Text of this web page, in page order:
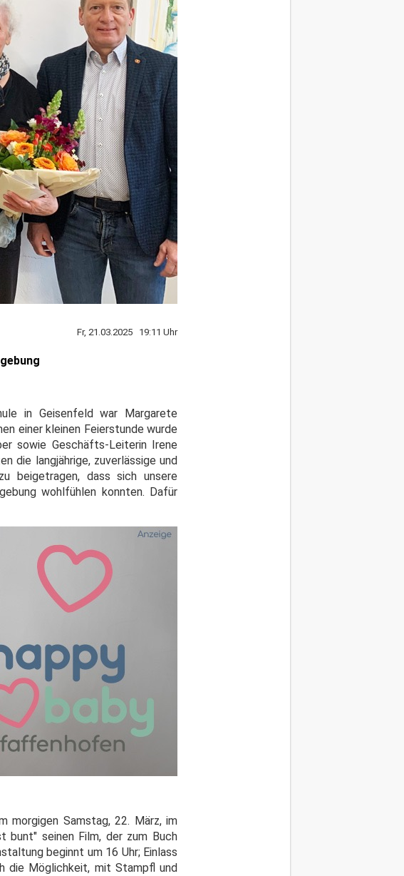
Fr, 21.03.2025 19:11 Uhr
in Geisenfeld war Margarete
einer kleinen Feierstunde wurde
sowie Geschäfts-Leiterin Irene
die langjährige, zuverlässige und
beigetragen, dass sich unsere
wohlfühlen konnten. Dafür
morgigen Samstag, 22. März, im
bunt" seinen Film, der zum Buch
beginnt um 16 Uhr; Einlass
die Möglichkeit, mit Stampfl und